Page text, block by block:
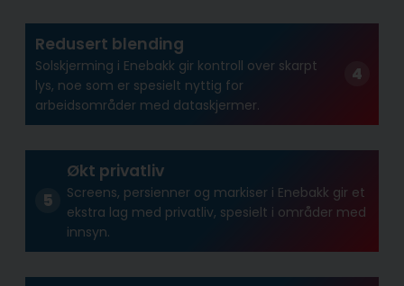
Redusert blending
Solskjerming i Enebakk gir kontroll over skarpt
lys, noe som er spesielt nyttig for
arbeidsområder med dataskjermer.
Økt privatliv
Screens, persienner og markiser i Enebakk gir et
ekstra lag med privatliv, spesielt i områder med
innsyn.